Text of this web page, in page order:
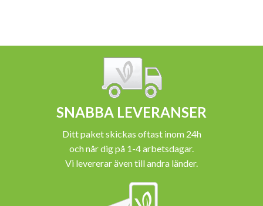
SNABBA LEVERANSER
Ditt paket skickas oftast inom 24h
och når dig på 1-4 arbetsdagar.
Vi levererar även till andra länder.